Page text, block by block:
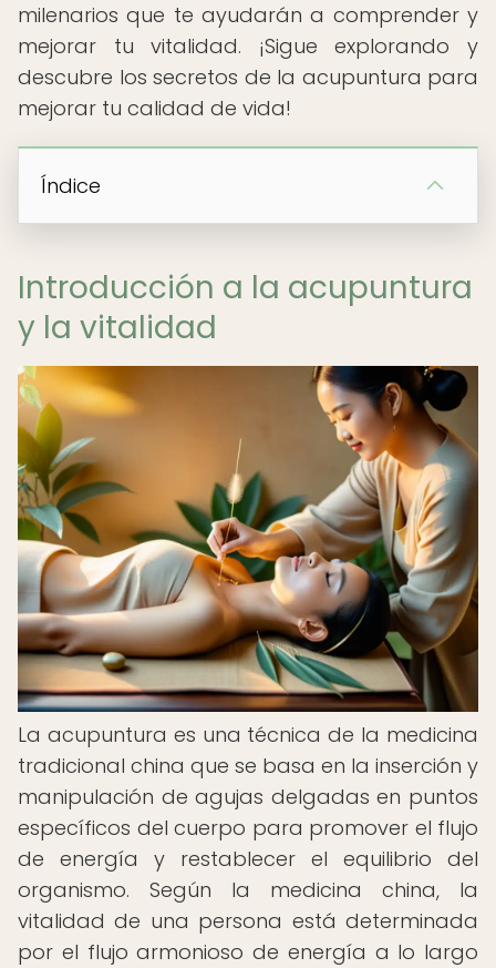
milenarios que te ayudarán a comprender y
mejorar tu vitalidad. ¡Sigue explorando y
descubre los secretos de la acupuntura para
mejorar tu calidad de vida!
Índice
Introducción a la acupuntura
y la vitalidad
La acupuntura es una técnica de la medicina
tradicional china que se basa en la inserción y
manipulación de agujas delgadas en puntos
específicos del cuerpo para promover el flujo
de energía y restablecer el equilibrio del
organismo. Según la medicina china, la
vitalidad de una persona está determinada
por el flujo armonioso de energía a lo largo